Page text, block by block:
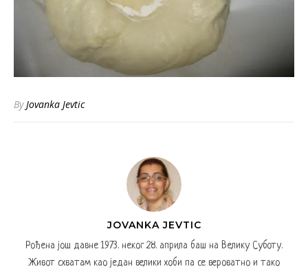
ByJovanka Jevtic
JOVANKA JEVTIC
Рођена још давне 1973. неког 28. априла баш на Велику Суботу.
Живот схватам као један велики хоби па се вероватно и тако